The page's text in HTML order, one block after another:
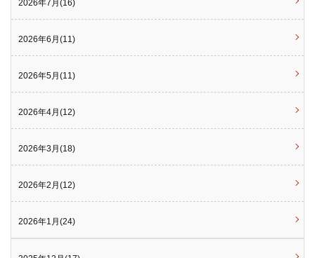
2026年7月(16)
2026年6月(11)
2026年5月(11)
2026年4月(12)
2026年3月(18)
2026年2月(12)
2026年1月(24)